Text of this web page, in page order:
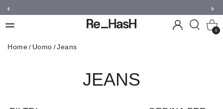
0
Home Uomo Jeans
JEANS